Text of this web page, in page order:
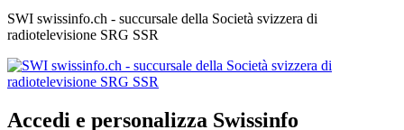
SWI swissinfo.ch - succursale della Società svizzera di
radiotelevisione SRG SSR
Accedi e personalizza Swissinfo